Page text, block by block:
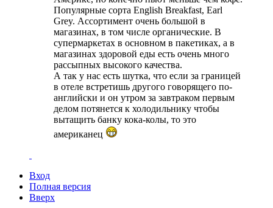
Популярные сорта English Breakfast, Earl
Grey. Ассортимент очень большой в
магазинах, в том числе органические. В
супермаркетах в основном в пакетиках, а в
магазинах здоровой еды есть очень много
рассыпных высокого качества.
А так у нас есть шутка, что если за границей
в отеле встретишь другого говорящего по-
английски и он утром за завтраком первым
делом потянется к холодильнику чтобы
вытащить банку кока-колы, то это
американец
Вход
Полная версия
Вверх